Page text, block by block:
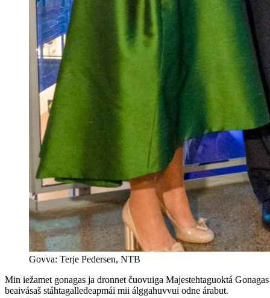
Govva: Terje Pedersen, NTB
Min iežamet gonagas ja dronnet čuovuiga Majestehtaguoktá
beaivásaš stáhtagalledeapmái mii álggahuvvui odne árabut.